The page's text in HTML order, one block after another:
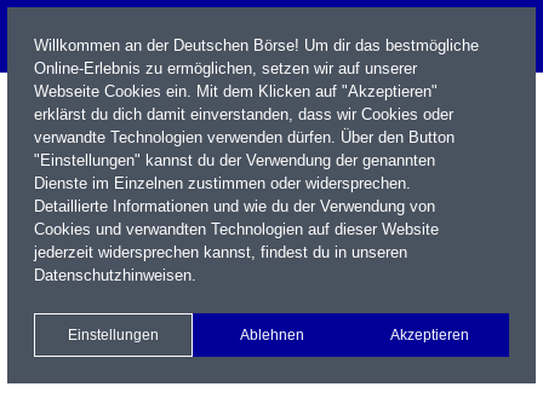
Name / WKN / ISIN / Kürzel
Xetra Realtime
Watchlist Portfolio Login
Willkommen an der Deutschen Börse! Um dir das bestmögliche
Online-Erlebnis zu ermöglichen, setzen wir auf unserer
Webseite Cookies ein. Mit dem Klicken auf "Akzeptieren"
erklärst du dich damit einverstanden, dass wir Cookies oder
verwandte Technologien verwenden dürfen. Über den Button
"Einstellungen" kannst du der Verwendung der genannten
Dienste im Einzelnen zustimmen oder widersprechen.
Detaillierte Informationen und wie du der Verwendung von
Cookies und verwandten Technologien auf dieser Website
jederzeit widersprechen kannst, findest du in unseren
Datenschutzhinweisen.
Einstellungen Ablehnen Akzeptieren